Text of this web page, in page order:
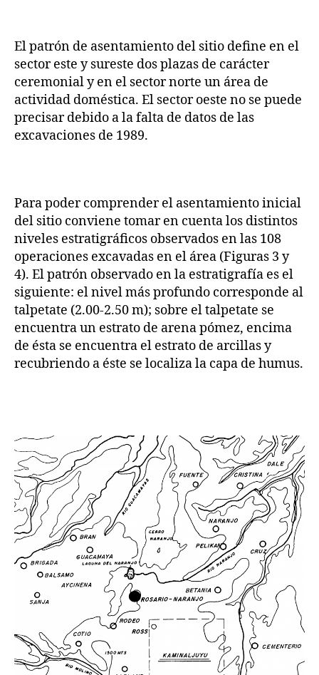
El patrón de asentamiento del sitio define en el
sector este y sureste dos plazas de carácter
ceremonial y en el sector norte un área de
actividad doméstica. El sector oeste no se puede
precisar debido a la falta de datos de las
excavaciones de 1989.
Para poder comprender el asentamiento inicial
del sitio conviene tomar en cuenta los distintos
niveles estratigráficos observados en las 108
operaciones excavadas en el área (Figuras 3 y
4). El patrón observado en la estratigrafía es el
siguiente: el nivel más profundo corresponde al
talpetate (2.00-2.50 m); sobre el talpetate se
encuentra un estrato de arena pómez, encima
de ésta se encuentra el estrato de arcillas y
recubriendo a éste se localiza la capa de humus.